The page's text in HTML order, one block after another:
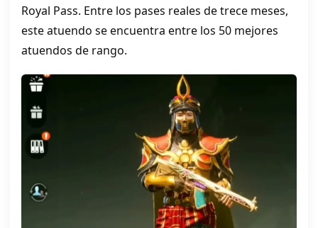
Royal Pass. Entre los pases reales de trece meses,
este atuendo se encuentra entre los 50 mejores
atuendos de rango.